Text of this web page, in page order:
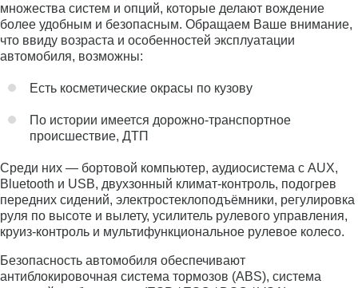
множества систем и опций, которые делают вождение
более удобным и безопасным. Обращаем Ваше внимание,
что ввиду возраста и особенностей эксплуатации
автомобиля, возможны:
Есть косметические окрасы по кузову
По истории имеется дорожно-транспортное
происшествие, ДТП
Среди них — бортовой компьютер, аудиосистема с AUX,
Bluetooth и USB, двухзонный климат-контроль, подогрев
передних сидений, электростеклоподъёмники, регулировка
руля по высоте и вылету, усилитель рулевого управления,
круиз-контроль и мультифункциональное рулевое колесо.
Безопасность автомобиля обеспечивают
антиблокировочная система тормозов (ABS), система